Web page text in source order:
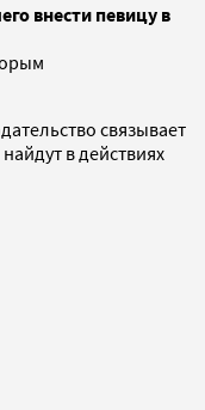
внести певицу в
связывает
в действиях